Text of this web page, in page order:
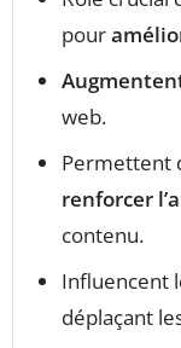
pour
web.
Permettent
renforcer
contenu.
Influencent
déplaçant